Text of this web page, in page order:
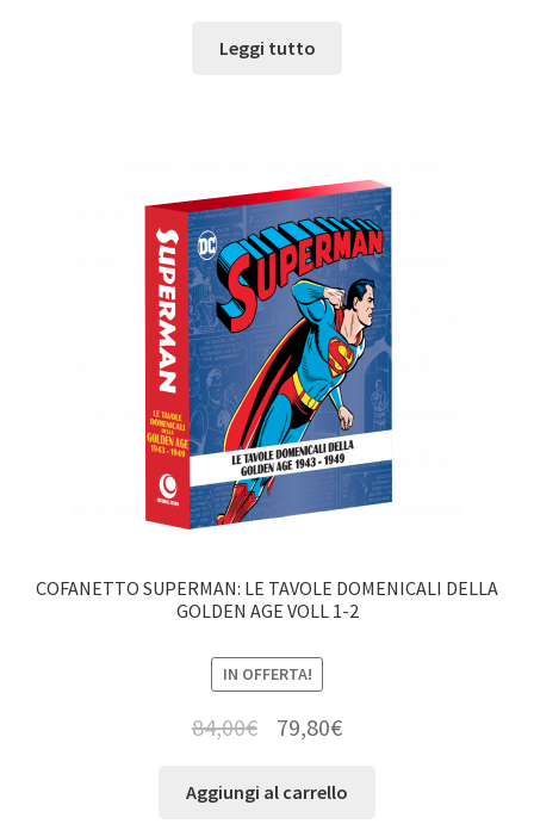
Leggi tutto
COFANETTO SUPERMAN: LE TAVOLE DOMENICALI DELLA
GOLDEN AGE VOLL 1-2
IN OFFERTA!
84,00€ 79,80€
Aggiungi al carrello